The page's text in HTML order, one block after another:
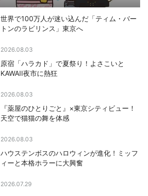
世界で100万人が迷い込んだ「ティム・バー
トンのラビリンス」東京へ
2026.08.03
原宿「ハラカド」で夏祭り！よさこいと
KAWAII夜市に熱狂
2026.08.03
『薬屋のひとりごと』×東京シティビュー！
天空で猫猫の舞を体感
2026.08.03
ハウステンボスのハロウィンが進化！ミッフ
ィーと本格ホラーに大興奮
2026.07.29